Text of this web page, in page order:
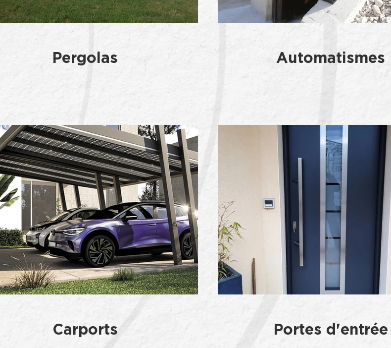
Pergolas Automatismes
Carports Portes d'entrée